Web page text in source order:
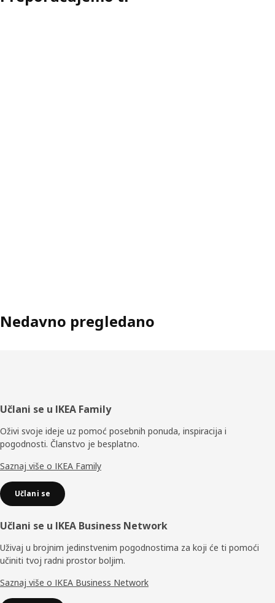
Nedavno pregledano
Podnožje
Učlani se u IKEA Family
Oživi svoje ideje uz pomoć posebnih ponuda, inspiracija i
pogodnosti. Članstvo je besplatno.
Saznaj više o IKEA Family
Učlani se
Učlani se u IKEA Business Network
Uživaj u brojnim jedinstvenim pogodnostima za koji će ti pomoći
učiniti tvoj radni prostor boljim.
Saznaj više o IKEA Business Network